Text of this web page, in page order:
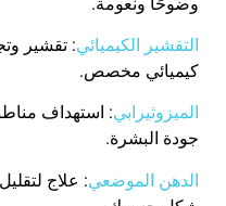
التقشير الكيميائي: تقشير
كيميائي مخصص.
الميزوثيرابي: استهداف
جودة البشرة.
الدهن الموضعي: علاج